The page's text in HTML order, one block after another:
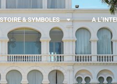
& SYMBOLES A